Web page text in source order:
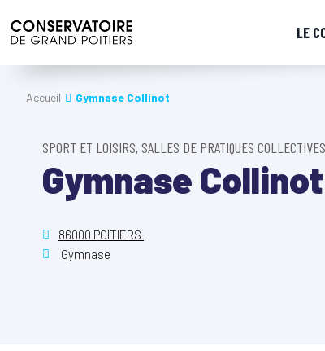
LE
Accueil Gymnase Collinot
SPORT ET LOISIRS, SALLES DE PRATIQUES COLLECTIVES
Gymnase Collinot
86000 POITIERS
Gymnase